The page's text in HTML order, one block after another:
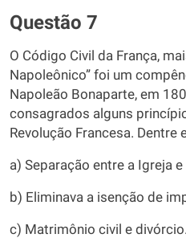
Questão 7
O Código Civil da França,
Napoleônico” foi um
Napoleão Bonaparte, em
consagrados alguns
Revolução Francesa. Dentre
a) Separação entre a Igreja
b) Eliminava a isenção de
c) Matrimônio civil e divórcio.